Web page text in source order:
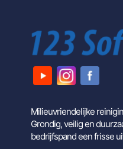
Milieuvriendelijke
Grondig, veilig en
bedrijfspand een frisse